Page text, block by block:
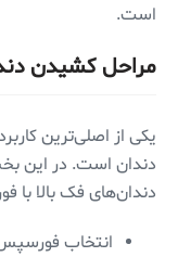
است.
مراحل کشیدن
یکی از اصلی‌ترین
دندان است. در این
دندان‌های فک بالا
انتخاب